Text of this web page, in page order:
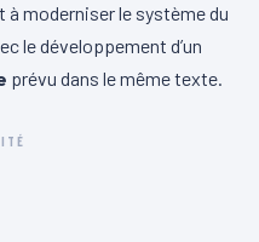
à moderniser le système du
le développement d’un
prévu dans le même texte.